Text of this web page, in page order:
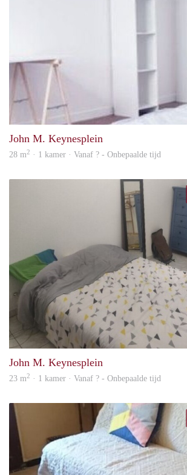
John M. Keynesplein
28 m2 · 1 kamer · Vanaf ? - Onbepaalde tijd
John M. Keynesplein
23 m2 · 1 kamer · Vanaf ? - Onbepaalde tijd